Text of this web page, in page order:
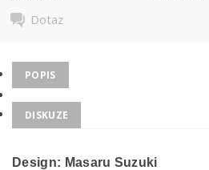
Dotaz
POPIS
DISKUZE
Design: Masaru Suzuki